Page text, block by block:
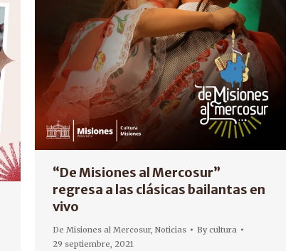
“De Misiones al Mercosur”
regresa a las clásicas bailantas en
vivo
De Misiones al Mercosur, Noticias Bycultura
29 septiembre, 2021